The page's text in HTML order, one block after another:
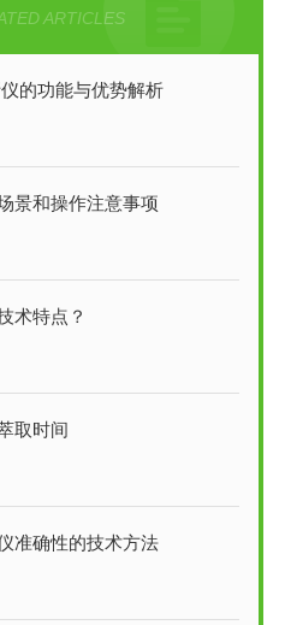
ARTICLES
的功能与优势解析
景和操作注意事项
术特点？
取时间
准确性的技术方法